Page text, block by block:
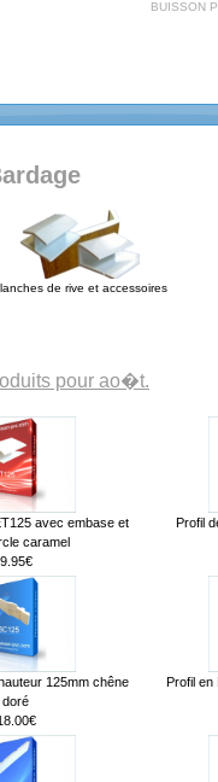
BUISSON
de rive et accessoires
pour ao�t.
avec embase et
caramel
9.95€
Profil
125mm chêne
doré
Profil en